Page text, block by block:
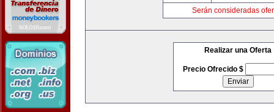
Serán consideradas
Realizar una Oferta
Precio Ofrecido $